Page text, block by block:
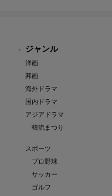
ジャンル
洋画
邦画
海外ドラマ
国内ドラマ
アジアドラマ
韓流まつり
スポーツ
プロ野球
サッカー
ゴルフ